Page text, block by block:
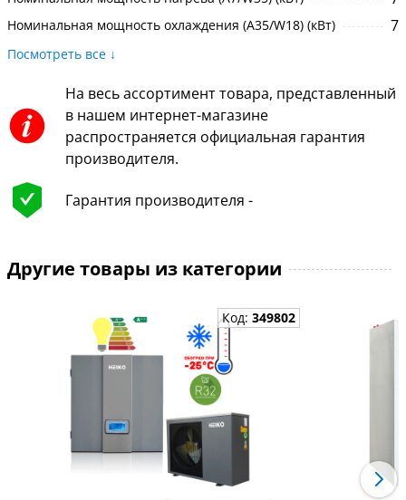
Номинальная мощность охлаждения (A35/W18) (кВт) 7
Посмотреть все ↓
На весь ассортимент товара, представленный
в нашем интернет-магазине
распространяется официальная гарантия
производителя.
Гарантия производителя -
Другие товары из категории
Код:349802